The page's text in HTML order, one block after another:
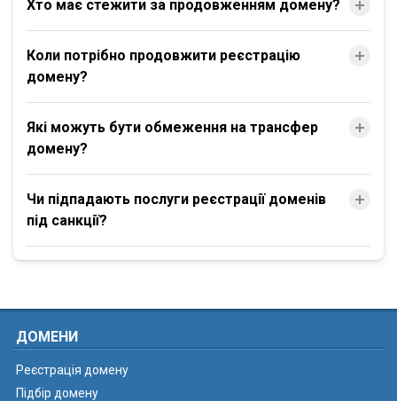
Хто має стежити за продовженням домену?
Коли потрібно продовжити реєстрацію
домену?
Які можуть бути обмеження на трансфер
домену?
Чи підпадають послуги реєстрації доменів
під санкції?
ДОМЕНИ
Реєстрація домену
Підбір домену